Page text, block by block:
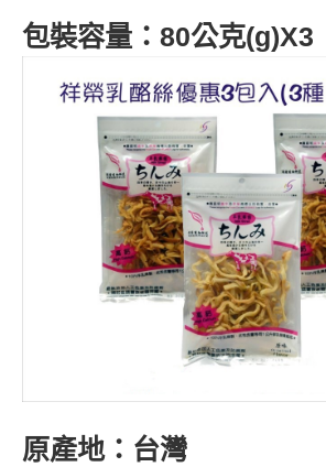
包裝容量：80公克(g)X3
原產地：台灣